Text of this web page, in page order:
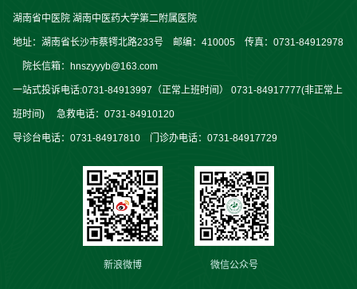
湖南省中医院 湖南中医药大学第二附属医院
地址：湖南省长沙市蔡锷北路233号 邮编：410005 传真：0731-84912978
院长信箱：hnszyyyb@163.com
一站式投诉电话:0731-84913997（正常上班时间） 0731-84917777(非正常上
班时间) 急救电话：0731-84910120
导诊台电话：0731-84917810 门诊办电话：0731-84917729
新浪微博 微信公众号